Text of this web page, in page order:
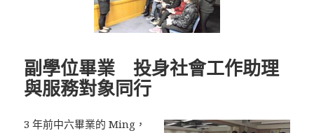
副學位畢業 投身社會工作助理
與服務對象同行
3 年前中六畢業的 Ming，